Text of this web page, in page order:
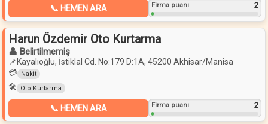
📞 HEMEN ARA Firma puanı 2
Harun Özdemir Oto Kurtarma
👤 Belirtilmemiş
📌Kayalıoğlu, İstiklal Cd. No:179 D:1A, 45200 Akhisar/Manisa
💳 Nakit
🛠️ Oto Kurtarma
📞 HEMEN ARA Firma puanı 2